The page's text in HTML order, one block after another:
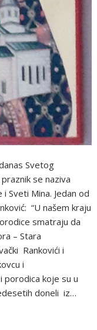
Svetog
se naziva
Sveti Mina. Jedan od
“U našem kraju
smatraju da
– Stara
Rankovići i
i
porodica koje su u
doneli iz…